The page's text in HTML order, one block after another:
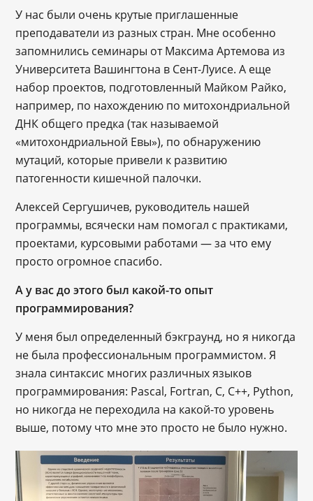
У нас были очень крутые приглашенные
преподаватели из разных стран. Мне особенно
запомнились семинары от Максима Артемова из
Университета Вашингтона в Сент-Луисе. А еще
набор проектов, подготовленный Майком Райко,
например, по нахождению по митохондриальной
ДНК общего предка (так называемой
«митохондриальной Евы»), по обнаружению
мутаций, которые привели к развитию
патогенности кишечной палочки.
Алексей Сергушичев, руководитель нашей
программы, всячески нам помогал с практиками,
проектами, курсовыми работами — за что ему
просто огромное спасибо.
А у вас до этого был какой-то опыт
программирования?
У меня был определенный бэкграунд, но я никогда
не была профессиональным программистом. Я
знала синтаксис многих различных языков
программирования: Pascal, Fortran, C, C++, Python,
но никогда не переходила на какой-то уровень
выше, потому что мне это просто не было нужно.